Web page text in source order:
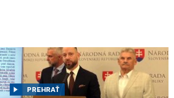
PREHRAŤ